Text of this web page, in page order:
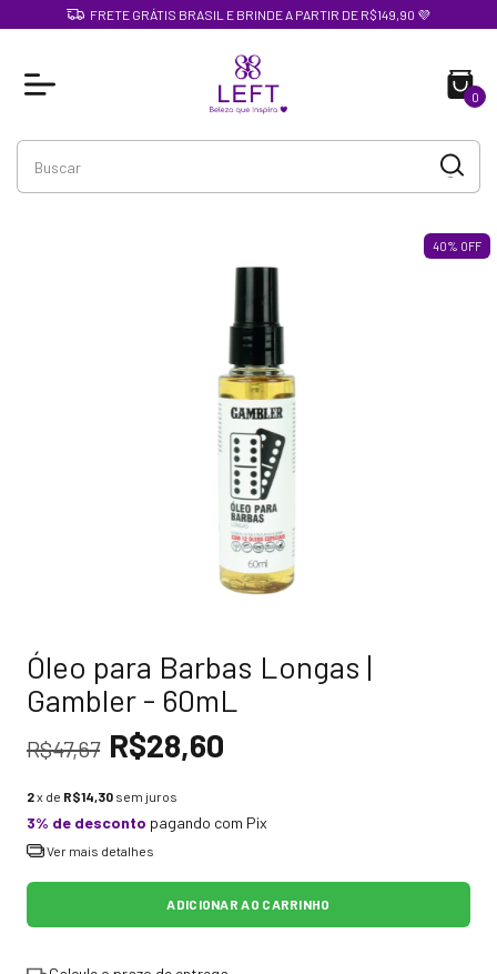
FRETE GRÁTIS BRASIL E BRINDE A PARTIR DE R$149,90 💜
0
40% OFF
Óleo para Barbas Longas |
Gambler - 60mL
R$47,67 R$28,60
2x de R$14,30 sem juros
3% de desconto pagando com Pix
Ver mais detalhes